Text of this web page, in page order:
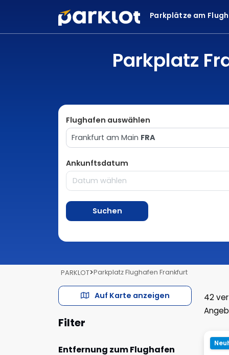
Parkplätze am
Parkplatz
Flughafen auswählen
Frankfurt am Main FRA
Ankunftsdatum
Suchen
PARKLOT>Parkplatz Flughafen Frankfurt
Auf Karte anzeigen
Filter
Entfernung zum Flughafen
42